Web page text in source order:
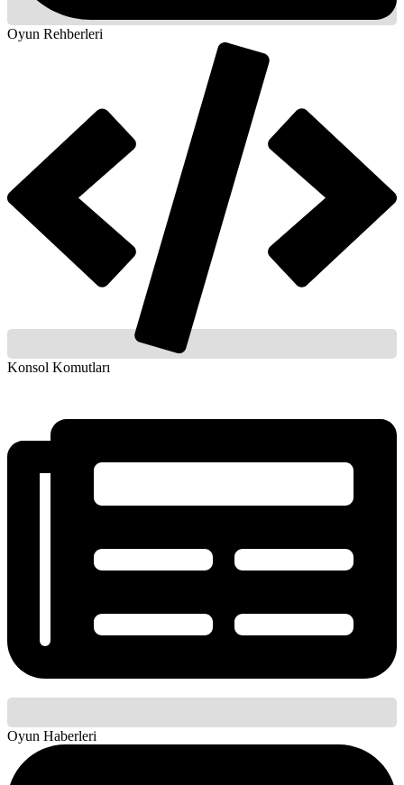
Oyun Rehberleri
Konsol Komutları
Oyun Haberleri